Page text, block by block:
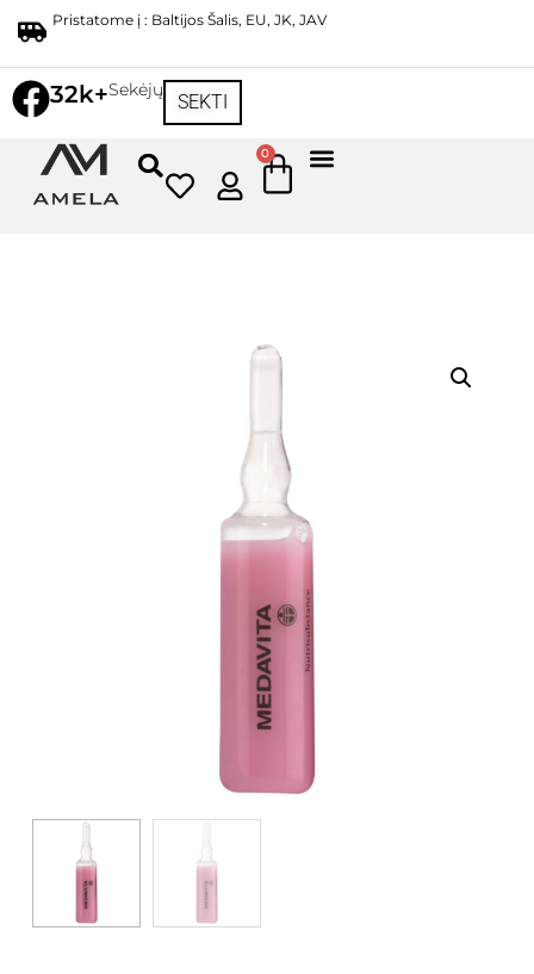
Pristatome į : Baltijos Šalis, EU, JK, JAV
32k+Sekėjų
SEKTI
0